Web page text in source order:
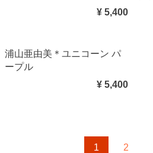
¥ 5,400
浦山亜由美＊ユニコーン パ
ープル
¥ 5,400
1 2